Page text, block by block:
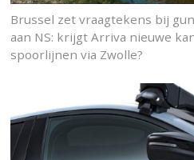
Brussel zet vraagtekens bij
aan NS: krijgt Arriva nieuwe
spoorlijnen via Zwolle?